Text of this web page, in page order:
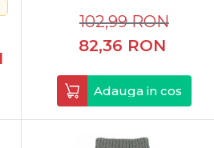
82,36 RON
102,99RON
Adauga in cos